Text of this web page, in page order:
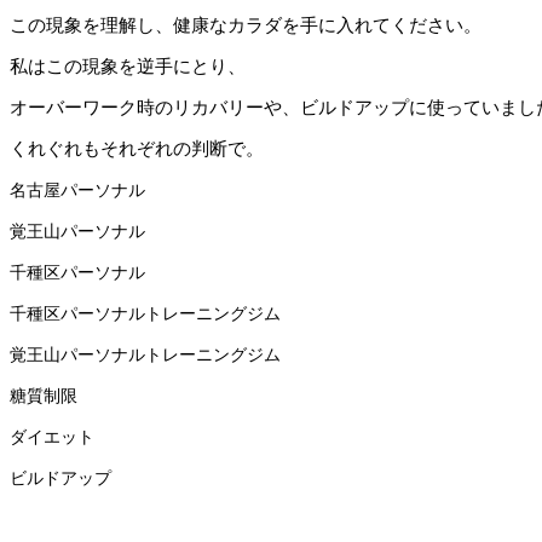
この現象を理解し、健康なカラダを手に入れてください。
私はこの現象を逆手にとり、
オーバーワーク時のリカバリーや、ビルドアップに使っていまし
くれぐれもそれぞれの判断で。
名古屋パーソナル
覚王山パーソナル
千種区パーソナル
千種区パーソナルトレーニングジム
覚王山パーソナルトレーニングジム
糖質制限
ダイエット
ビルドアップ